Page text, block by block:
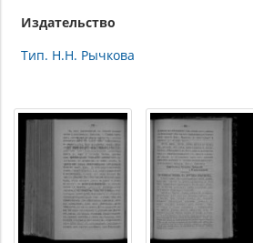
Издательство
Тип. Н.Н. Рычкова